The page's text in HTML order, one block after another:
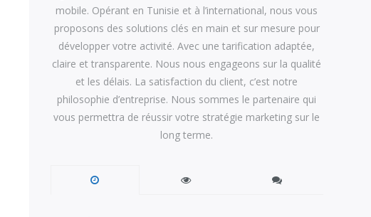
mobile. Opérant en Tunisie et à l’international, nous vous
proposons des solutions clés en main et sur mesure pour
développer votre activité. Avec une tarification adaptée,
claire et transparente. Nous nous engageons sur la qualité
et les délais. La satisfaction du client, c’est notre
philosophie d’entreprise. Nous sommes le partenaire qui
vous permettra de réussir votre stratégie marketing sur le
long terme.